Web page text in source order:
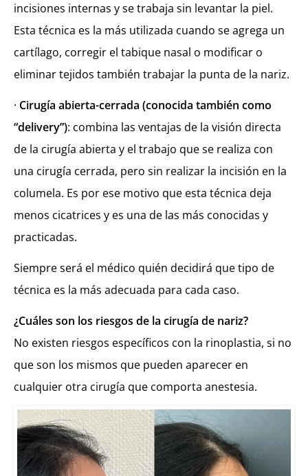
incisiones internas y se trabaja sin levantar la piel.
Esta técnica es la más utilizada cuando se agrega un
cartílago, corregir el tabique nasal o modificar o
eliminar tejidos también trabajar la punta de la nariz.
· Cirugía abierta-cerrada (conocida también como
“delivery”): combina las ventajas de la visión directa
de la cirugía abierta y el trabajo que se realiza con
una cirugía cerrada, pero sin realizar la incisión en la
columela. Es por ese motivo que esta técnica deja
menos cicatrices y es una de las más conocidas y
practicadas.
Siempre será el médico quién decidirá que tipo de
técnica es la más adecuada para cada caso.
¿Cuáles son los riesgos de la cirugía de nariz?
No existen riesgos específicos con la rinoplastia, si no
que son los mismos que pueden aparecer en
cualquier otra cirugía que comporta anestesia.